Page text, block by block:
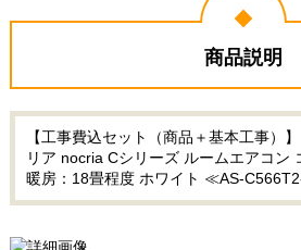
商品説明
【工事費込セット（商品＋基本工事）
リア nocria Cシリーズ ルームエアコン
暖房：18畳程度 ホワイト ≪AS-